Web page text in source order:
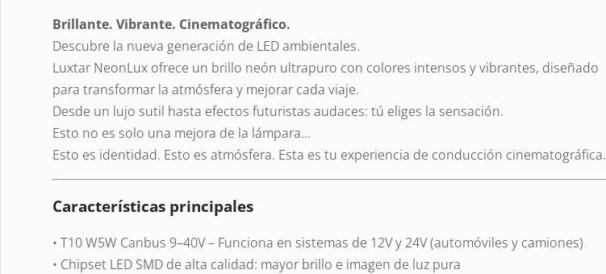
Brillante. Vibrante. Cinematográfico.
Descubre la nueva generación de LED ambientales.
Luxtar NeonLux ofrece un brillo neón ultrapuro con colores intensos y vibrantes, diseñado
para transformar la atmósfera y mejorar cada viaje.
Desde un lujo sutil hasta efectos futuristas audaces: tú eliges la sensación.
Esto no es solo una mejora de la lámpara…
Esto es identidad. Esto es atmósfera. Esta es tu experiencia de conducción cinematográfica.
Características principales
• T10 W5W Canbus 9–40V – Funciona en sistemas de 12V y 24V (automóviles y camiones)
• Chipset LED SMD de alta calidad: mayor brillo e imagen de luz pura